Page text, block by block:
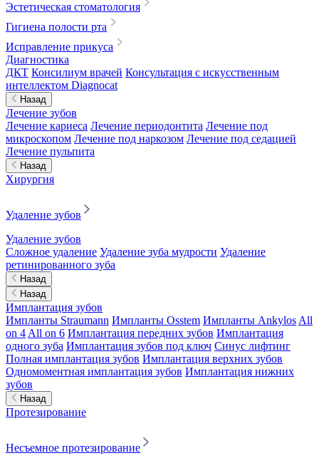
Эстетическая стоматология
Гигиена полости рта
Исправление прикуса
Диагностика
ДКТ Консилиум врачей Консультация с искусственным
интеллектом Diagnocat
Назад
Лечение зубов
Лечение кариеса Лечение периодонтита Лечение под
микроскопом Лечение под наркозом Лечение под седацией
Лечение пульпита
Назад
Хирургия
Удаление зубов
Удаление зубов
Сложное удаление Удаление зуба мудрости Удаление
ретинированного зуба
Назад
Назад
Имплантация зубов
Импланты Straumann Импланты Osstem Импланты Ankylos All
on 4 All on 6 Имплантация передних зубов Имплантация
одного зуба Имплантация зубов под ключ Синус лифтинг
Полная имплантация зубов Имплантация верхних зубов
Одномоментная имплантация зубов Имплантация нижних
зубов
Назад
Протезирование
Несъемное протезирование